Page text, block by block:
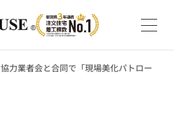
協力業者会と合同で「現場美化パトロー